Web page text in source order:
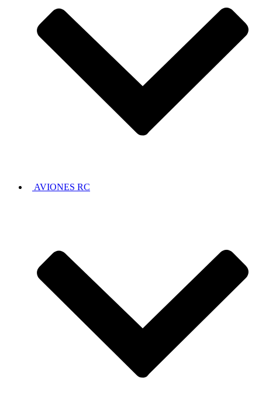
AVIONES RC